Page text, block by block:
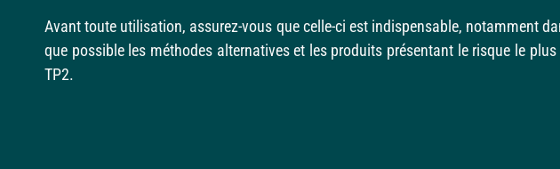
Avant toute utilisation, assurez-vous que celle-ci est indispensable, notamment
que possible les méthodes alternatives et les produits présentant le risque le
TP2.